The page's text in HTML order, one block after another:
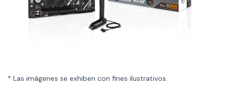
* Las imágenes se exhiben con fines ilustrativos.